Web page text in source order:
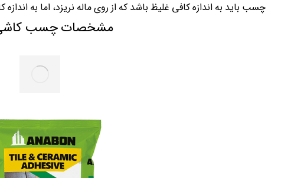
چسب باید به اندازه کافی غلیظ باشد که از روی ماله نریزد، اما به
مشخصات چسب